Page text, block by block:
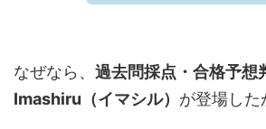
なぜなら、 過去問採点・合格予想
Imashiru（イマシル） が登場した